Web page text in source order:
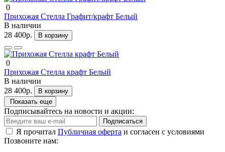
0
Прихожая Стелла Графит/крафт Белый
В наличии
28 400р.
В корзину
0
Прихожая Стелла крафт Белый
В наличии
28 400р.
В корзину
Показать еще
Подписывайтесь на новости и акции:
Подписаться
Я прочитал Публичная оферта и согласен с условиями
Позвоните нам: